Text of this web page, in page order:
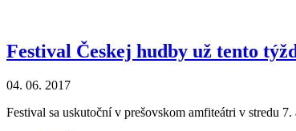
Festival Českej hudby už tento
04. 06. 2017
Festival sa uskutoční v prešovskom amfiteátri v stredu